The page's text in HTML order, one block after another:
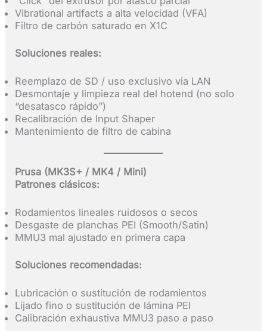
Vibrational artifacts a alta velocidad (VFA)
Filtro de carbón saturado en X1C
Soluciones reales:
Reemplazo de SD / uso exclusivo via LAN
Desmontaje y limpieza real del hotend (no solo
“desatasco rápido”)
Recalibración de Input Shaper
Mantenimiento de filtro de cabina
Prusa (MK3S+ / MK4 / Mini)
Patrones clásicos:
Rodamientos lineales ruidosos o secos
Desgaste de planchas PEI (Smooth/Satin)
MMU3 mal ajustado en primera capa
Soluciones recomendadas:
Lubricación o sustitución de rodamientos
Lijado fino o sustitución de lámina PEI
Calibración exhaustiva MMU3 paso a paso